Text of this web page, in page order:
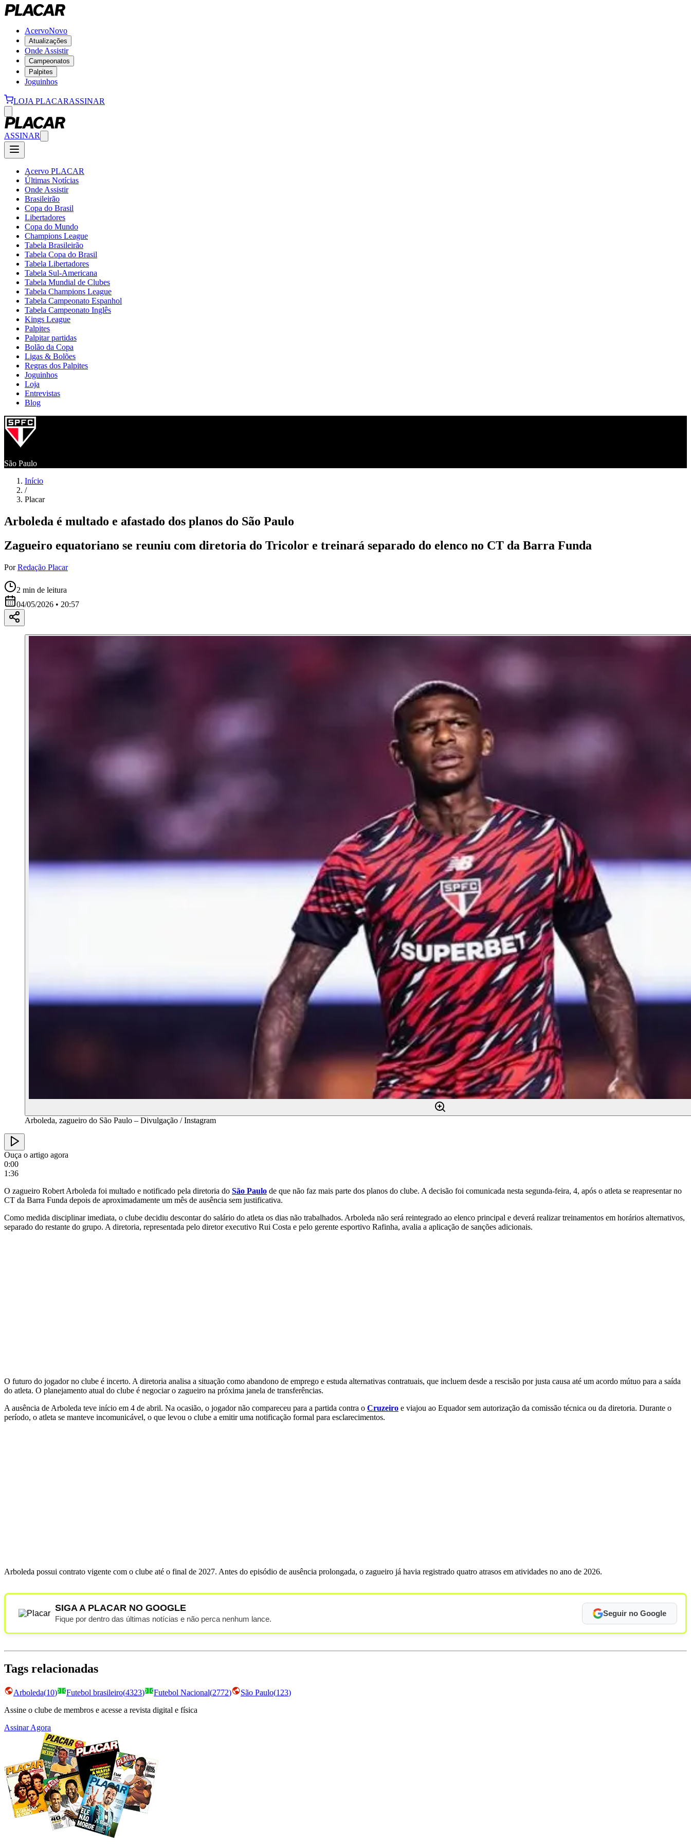
AcervoNovo
Atualizações
Onde Assistir
Campeonatos
Palpites
Joguinhos
LOJA PLACARASSINAR
ASSINAR
Acervo PLACAR
Últimas Notícias
Onde Assistir
Brasileirão
Copa do Brasil
Libertadores
Copa do Mundo
Champions League
Tabela Brasileirão
Tabela Copa do Brasil
Tabela Libertadores
Tabela Sul-Americana
Tabela Mundial de Clubes
Tabela Champions League
Tabela Campeonato Espanhol
Tabela Campeonato Inglês
Kings League
Palpites
Palpitar partidas
Bolão da Copa
Ligas & Bolões
Regras dos Palpites
Joguinhos
Loja
Entrevistas
Blog
São Paulo
Início
/
Placar
Arboleda é multado e afastado dos planos do São Paulo
Zagueiro equatoriano se reuniu com diretoria do Tricolor e treinará separado do elenco no CT da Barra Funda
Por Redação Placar
2 min de leitura
04/05/2026 • 20:57
Arboleda, zagueiro do São Paulo – Divulgação / Instagram
Ouça o artigo agora
0:00
1:36
O zagueiro Robert Arboleda foi multado e notificado pela diretoria do São Paulo de que não faz mais parte dos planos do clube. A decisão foi comunicada nesta segunda-feira, 4, após o atleta se reapresentar no
CT da Barra Funda depois de aproximadamente um mês de ausência sem justificativa.
Como medida disciplinar imediata, o clube decidiu descontar do salário do atleta os dias não trabalhados. Arboleda não será reintegrado ao elenco principal e deverá realizar treinamentos em horários alternativos,
separado do restante do grupo. A diretoria, representada pelo diretor executivo Rui Costa e pelo gerente esportivo Rafinha, avalia a aplicação de sanções adicionais.
O futuro do jogador no clube é incerto. A diretoria analisa a situação como abandono de emprego e estuda alternativas contratuais, que incluem desde a rescisão por justa causa até um acordo mútuo para a saída
do atleta. O planejamento atual do clube é negociar o zagueiro na próxima janela de transferências.
A ausência de Arboleda teve início em 4 de abril. Na ocasião, o jogador não compareceu para a partida contra o Cruzeiro e viajou ao Equador sem autorização da comissão técnica ou da diretoria. Durante o
período, o atleta se manteve incomunicável, o que levou o clube a emitir uma notificação formal para esclarecimentos.
Arboleda possui contrato vigente com o clube até o final de 2027. Antes do episódio de ausência prolongada, o zagueiro já havia registrado quatro atrasos em atividades no ano de 2026.
SIGA A PLACAR NO GOOGLE
Fique por dentro das últimas notícias e não perca nenhum lance.
Seguir no Google
Tags relacionadas
Arboleda(10) Futebol brasileiro(4323) Futebol Nacional(2772) São Paulo(123)
Assine o clube de membros e acesse a revista digital e física
Assinar Agora